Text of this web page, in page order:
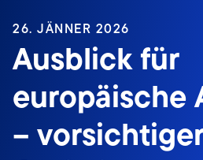
26. JÄNNER 2026
Ausblick für
europäische
–